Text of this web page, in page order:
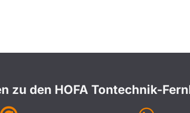
zu den HOFA Tontechnik-